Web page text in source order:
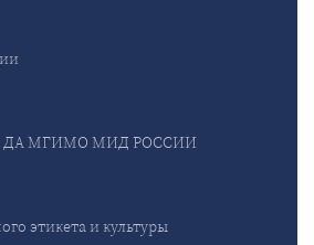
ДА МГИМО МИД РОССИИ
этикета и культуры